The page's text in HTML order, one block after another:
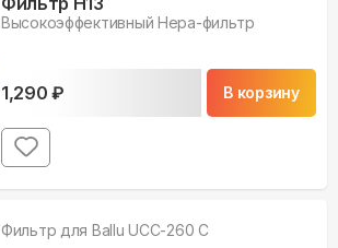
Высокоэффективный Нера-фильтр
1,290 ₽ В корзину
Фильтр для Ballu UCC-260 C